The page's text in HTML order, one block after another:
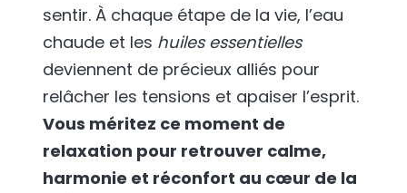
sentir. À chaque étape de la vie, l’eau
chaude et les huiles essentielles
deviennent de précieux alliés pour
relâcher les tensions et apaiser l’esprit.
Vous méritez ce moment de
relaxation pour retrouver calme,
harmonie et réconfort au cœur de la